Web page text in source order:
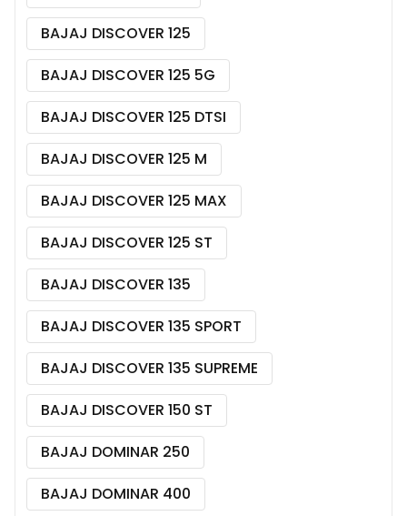
BAJAJ DISCOVER 125
BAJAJ DISCOVER 125 5G
BAJAJ DISCOVER 125 DTSI
BAJAJ DISCOVER 125 M
BAJAJ DISCOVER 125 MAX
BAJAJ DISCOVER 125 ST
BAJAJ DISCOVER 135
BAJAJ DISCOVER 135 SPORT
BAJAJ DISCOVER 135 SUPREME
BAJAJ DISCOVER 150 ST
BAJAJ DOMINAR 250
BAJAJ DOMINAR 400